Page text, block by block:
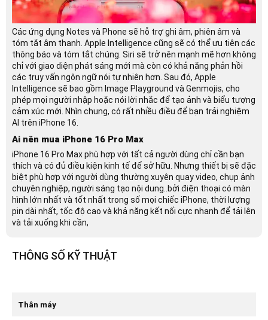
Các ứng dụng Notes và Phone sẽ hỗ trợ ghi âm, phiên âm và
tóm tắt âm thanh. Apple Intelligence cũng sẽ có thể ưu tiên các
thông báo và tóm tắt chúng. Siri sẽ trở nên mạnh mẽ hơn không
chỉ với giao diện phát sáng mới mà còn có khả năng phản hồi
các truy vấn ngôn ngữ nói tự nhiên hơn. Sau đó, Apple
Intelligence sẽ bao gồm Image Playground và Genmojis, cho
phép mọi người nhập hoặc nói lời nhắc để tạo ảnh và biểu tượng
cảm xúc mới. Nhìn chung, có rất nhiều điều để bạn trải nghiệm
AI trên iPhone 16.
Ai nên mua iPhone 16 Pro Max
iPhone 16 Pro Max phù hợp với tất cả người dùng chỉ cần bạn
thích và có đủ điều kiện kinh tế để sở hữu. Nhưng thiết bị sẽ đặc
biệt phù hợp với người dùng thường xuyên quay video, chụp ảnh
chuyên nghiệp, người sáng tạo nội dung..bởi điện thoại có màn
hình lớn nhất và tốt nhất trong số mọi chiếc iPhone, thời lượng
pin dài nhất, tốc độ cao và khả năng kết nối cực nhanh để tải lên
và tải xuống khi cần,
THÔNG SỐ KỸ THUẬT
Thân máy